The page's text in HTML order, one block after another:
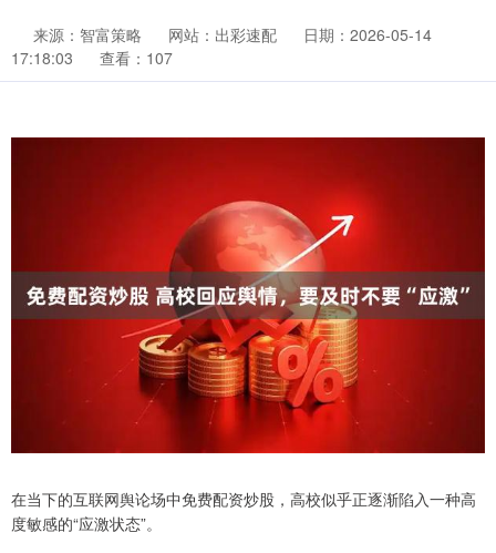
来源：智富策略 网站：出彩速配
日期：2026-05-14
17:18:03
查看：107
在当下的互联网舆论场中免费配资炒股，高校似乎正逐渐陷入一种高
度敏感的“应激状态”。